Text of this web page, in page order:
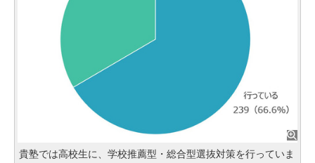
貴塾では高校生に、学校推薦型・総合型選抜対策を行っていま